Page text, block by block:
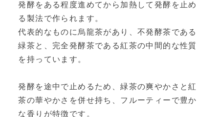
発酵をある程度進めてから加熱して発酵を止め
る製法で作られます。
代表的なものに烏龍茶があり、不発酵茶である
緑茶と、完全発酵茶である紅茶の中間的な性質
を持っています。
発酵を途中で止めるため、緑茶の爽やかさと紅
茶の華やかさを併せ持ち、フルーティーで豊か
な香りが特徴です。